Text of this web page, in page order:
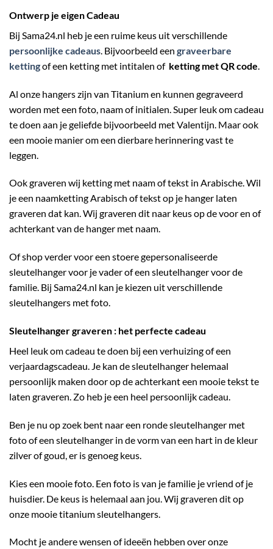
Ontwerp je eigen Cadeau
Bij Sama24.nl heb je een ruime keus uit verschillende
persoonlijke cadeaus. Bijvoorbeeld een graveerbare
kettingof een ketting met intitalen of ketting met QR code.
Al onze hangers zijn van Titanium en kunnen gegraveerd
worden met een foto, naam of initialen. Super leuk om cadeau
te doen aan je geliefde bijvoorbeeld met Valentijn. Maar ook
een mooie manier om een dierbare herinnering vast te
leggen.
Ook graveren wij ketting met naam of tekst in Arabische. Wil
je een naamketting Arabisch of tekst op je hanger laten
graveren dat kan. Wij graveren dit naar keus op de voor en of
achterkant van de hanger met naam.
Of shop verder voor een stoere gepersonaliseerde
sleutelhanger voor je vader of een sleutelhanger voor de
familie. Bij Sama24.nl kan je kiezen uit verschillende
sleutelhangers met foto.
Sleutelhanger graveren : het perfecte cadeau
Heel leuk om cadeau te doen bij een verhuizing of een
verjaardagscadeau. Je kan de sleutelhanger helemaal
persoonlijk maken door op de achterkant een mooie tekst te
laten graveren. Zo heb je een heel persoonlijk cadeau.
Ben je nu op zoek bent naar een ronde sleutelhanger met
foto of een sleutelhanger in de vorm van een hart in de kleur
zilver of goud, er is genoeg keus.
Kies een mooie foto. Een foto is van je familie je vriend of je
huisdier. De keus is helemaal aan jou. Wij graveren dit op
onze mooie titanium sleutelhangers.
Mocht je andere wensen of ideeën hebben over onze